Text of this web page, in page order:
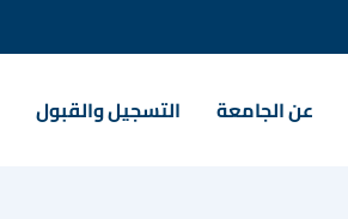
عن الجامعة التسجيل والقبول